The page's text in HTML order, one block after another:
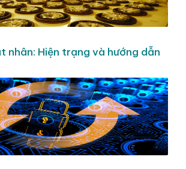
nhân: Hiện trạng và hướng dẫn